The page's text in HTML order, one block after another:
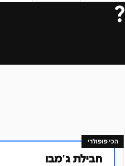
?
הכי פופולרי
חבילת ג׳מבו